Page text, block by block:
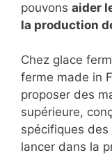
pouvons aider
la production
Chez glace
ferme made in
proposer des
supérieure,
spécifiques
lancer dans la